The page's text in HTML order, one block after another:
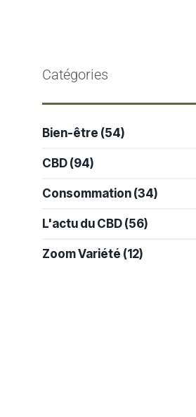
Catégories
Bien-être (54)
CBD (94)
Consommation (34)
L'actu du CBD (56)
Zoom Variété (12)